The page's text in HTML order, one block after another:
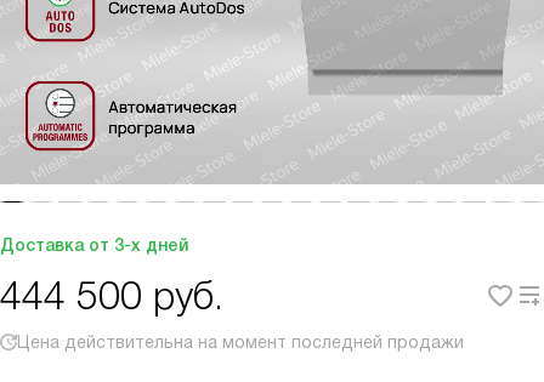
Доставка от 3-х дней
444 500 руб.
Цена действительна на момент последней продажи